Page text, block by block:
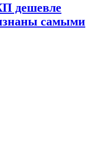
дешевле
самыми